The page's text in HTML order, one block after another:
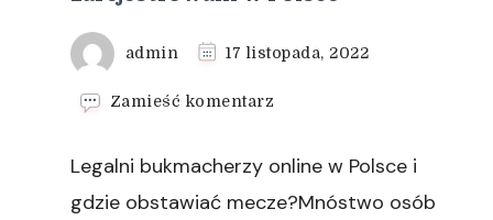
admin 17 listopada, 2022
Zamieść komentarz
internetowi
zarejestrowani
Legalni bukmacherzy online w Polsce i
gdzie obstawiać mecze?Mnóstwo osób